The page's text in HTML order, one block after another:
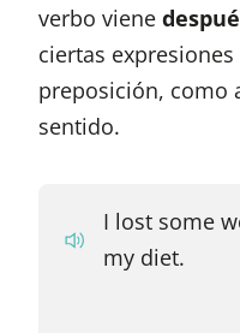
verbo viene
ciertas
preposición, como
sentido.
I lost some
my diet.